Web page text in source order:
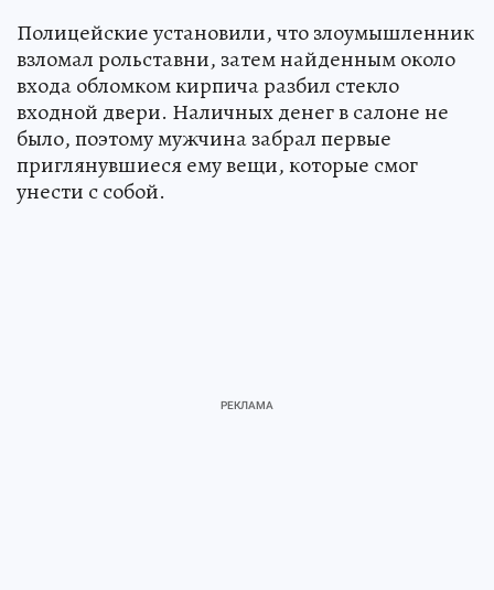
Полицейские установили, что злоумышленник
взломал рольставни, затем найденным около
входа обломком кирпича разбил стекло
входной двери. Наличных денег в салоне не
было, поэтому мужчина забрал первые
приглянувшиеся ему вещи, которые смог
унести с собой.